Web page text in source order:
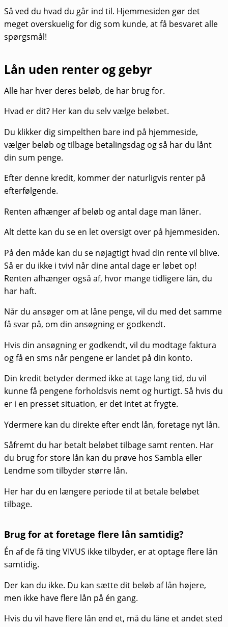
Så ved du hvad du går ind til. Hjemmesiden gør det
meget overskuelig for dig som kunde, at få besvaret alle
spørgsmål!
Lån uden renter og gebyr
Alle har hver deres beløb, de har brug for.
Hvad er dit? Her kan du selv vælge beløbet.
Du klikker dig simpelthen bare ind på hjemmeside,
vælger beløb og tilbage betalingsdag og så har du lånt
din sum penge.
Efter denne kredit, kommer der naturligvis renter på
efterfølgende.
Renten afhænger af beløb og antal dage man låner.
Alt dette kan du se en let oversigt over på hjemmesiden.
På den måde kan du se nøjagtigt hvad din rente vil blive.
Så er du ikke i tvivl når dine antal dage er løbet op!
Renten afhænger også af, hvor mange tidligere lån, du
har haft.
Når du ansøger om at låne penge, vil du med det samme
få svar på, om din ansøgning er godkendt.
Hvis din ansøgning er godkendt, vil du modtage faktura
og få en sms når pengene er landet på din konto.
Din kredit betyder dermed ikke at tage lang tid, du vil
kunne få pengene forholdsvis nemt og hurtigt. Så hvis du
er i en presset situation, er det intet at frygte.
Ydermere kan du direkte efter endt lån, foretage nyt lån.
Såfremt du har betalt beløbet tilbage samt renten. Har
du brug for store lån kan du prøve hos Sambla eller
Lendme som tilbyder større lån.
Her har du en længere periode til at betale beløbet
tilbage.
Brug for at foretage flere lån samtidig?
Én af de få ting VIVUS ikke tilbyder, er at optage flere lån
samtidig.
Der kan du ikke. Du kan sætte dit beløb af lån højere,
men ikke have flere lån på én gang.
Hvis du vil have flere lån end et, må du låne et andet sted